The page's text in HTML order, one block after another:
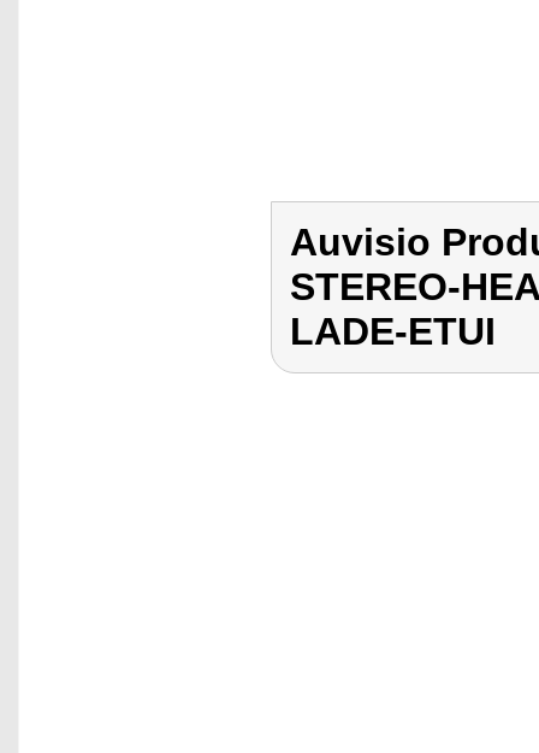
Auvisio
STEREO-
LADE-ETUI